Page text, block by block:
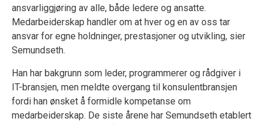
ansvarliggjøring av alle, både ledere og ansatte.
Medarbeiderskap handler om at hver og en av oss tar
ansvar for egne holdninger, prestasjoner og utvikling, sier
Semundseth.
Han har bakgrunn som leder, programmerer og rådgiver i
IT-bransjen, men meldte overgang til konsulentbransjen
fordi han ønsket å formidle kompetanse om
medarbeiderskap. De siste årene har Semundseth etablert